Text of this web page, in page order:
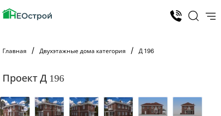
Главная Двухэтажные дома категория Д 196
Проект Д 196